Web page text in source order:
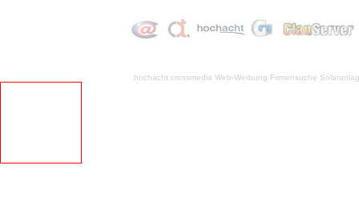
hochacht crossmedia Web-Werbung Firmensuche